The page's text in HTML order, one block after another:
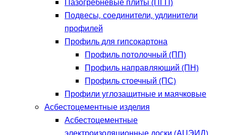
Пазогребневые плиты (ПГП)
Подвесы, соединители, удлинители
профилей
Профиль для гипсокартона
Профиль потолочный (ПП)
Профиль направляющий (ПН)
Профиль стоечный (ПС)
Профили углозащитные и маячковые
Асбестоцементные изделия
Асбестоцементные